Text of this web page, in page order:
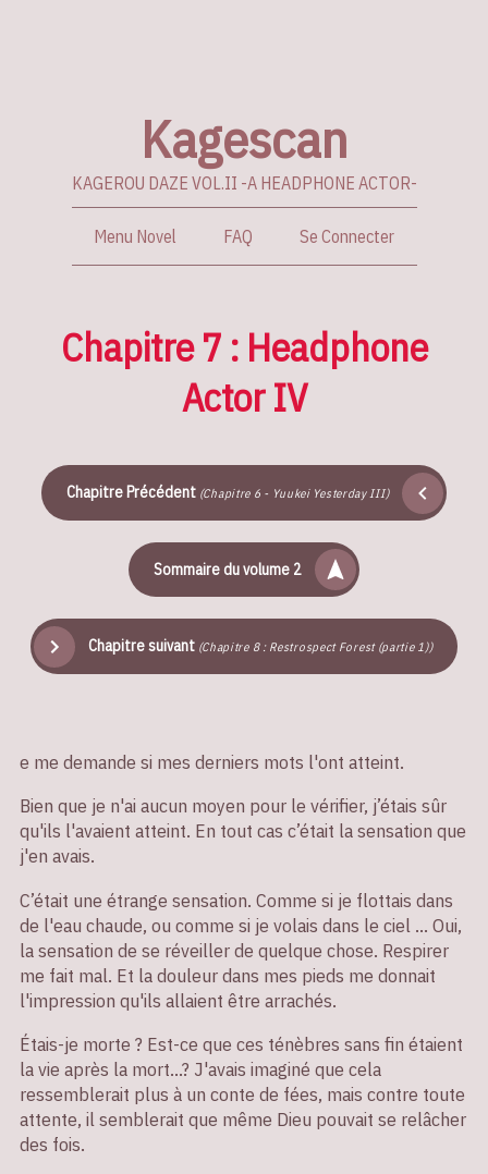
Kagescan
KAGEROU DAZE VOL.II -A HEADPHONE ACTOR-
Menu Novel FAQ Se Connecter
Chapitre 7 : Headphone
Actor IV
Chapitre Précédent (Chapitre 6 - Yuukei Yesterday III)
Sommaire du volume 2
Chapitre suivant (Chapitre 8 : Restrospect Forest (partie 1))
e me demande si mes derniers mots l'ont atteint.
Bien que je n'ai aucun moyen pour le vérifier, j’étais sûr
qu'ils l'avaient atteint. En tout cas c’était la sensation que
j'en avais.
C’était une étrange sensation. Comme si je flottais dans
de l'eau chaude, ou comme si je volais dans le ciel ... Oui,
la sensation de se réveiller de quelque chose. Respirer
me fait mal. Et la douleur dans mes pieds me donnait
l'impression qu'ils allaient être arrachés.
Étais-je morte ? Est-ce que ces ténèbres sans fin étaient
la vie après la mort...? J'avais imaginé que cela
ressemblerait plus à un conte de fées, mais contre toute
attente, il semblerait que même Dieu pouvait se relâcher
des fois.